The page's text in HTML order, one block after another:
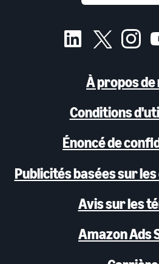
À propos de
Conditions
Énoncé de
Publicités basées sur
Avis sur les
Amazon Ads